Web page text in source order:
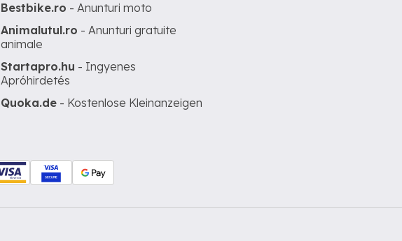
Bestbike.ro - Anunturi moto
Animalutul.ro - Anunturi gratuite
animale
Startapro.hu - Ingyenes
Apróhirdetés
Quoka.de - Kostenlose Kleinanzeigen